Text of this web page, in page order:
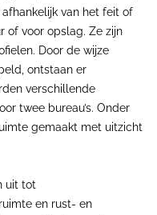
van het feit of
of voor opslag. Ze zijn
Door de wijze
ontstaan er
verschillende
twee bureau’s. Onder
gemaakt met uitzicht
uit tot
en rust- en